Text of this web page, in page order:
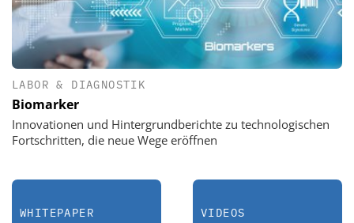
LABOR & DIAGNOSTIK
Biomarker
Innovationen und Hintergrundberichte zu technologischen
Fortschritten, die neue Wege eröffnen
WHITEPAPER VIDEOS